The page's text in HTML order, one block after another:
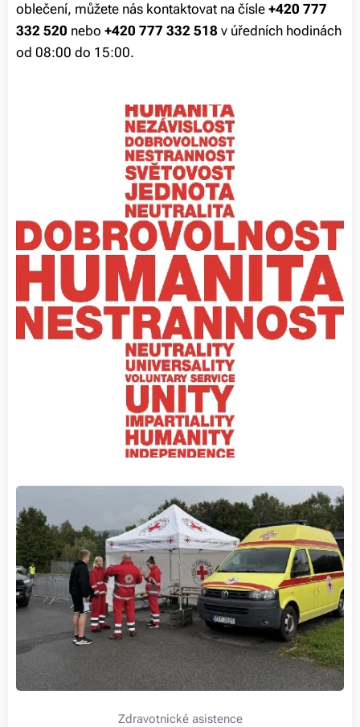
oblečení, můžete nás kontaktovat na čísle +420 777
332 520 nebo +420 777 332 518 v úředních hodinách
od 08:00 do 15:00.
Zdravotnické asistence